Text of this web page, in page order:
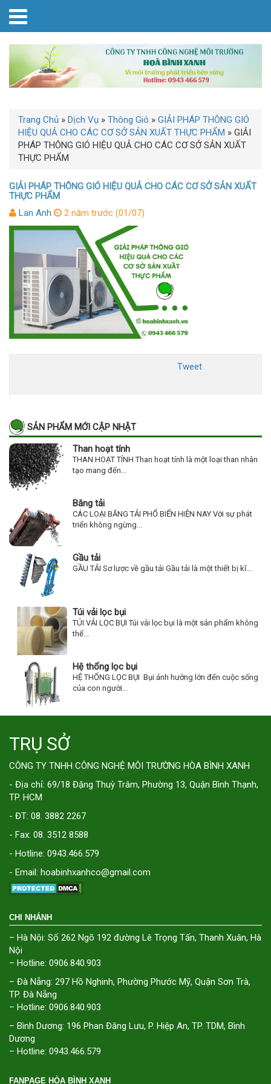
Trang Chủ » Dịch Vụ » Thông Gió » GIẢI PHÁP THÔNG GIÓ
HIỆU QUẢ CHO CÁC CƠ SỞ SẢN XUẤT THỰC PHẨM » GIẢI
PHÁP THÔNG GIÓ HIỆU QUẢ CHO CÁC CƠ SỞ SẢN XUẤT
THỰC PHẨM
GIẢI PHÁP THÔNG GIÓ HIỆU QUẢ CHO CÁC CƠ SỞ SẢN XUẤT
THỰC PHẨM
Lan Anh
2 năm trước (01/07)
Tweet
SẢN PHẨM MỚI CẬP NHẬT
Than hoạt tính
THAN HOẠT TÍNH Than hoạt tính là một loại than nhân
tạo mang đến...
Băng tải
CÁC LOẠI BĂNG TẢI PHỔ BIẾN HIỆN NAY Với sự phát
triển không ngừng...
Gầu tải
GẦU TẢI Sơ lược về gầu tải Gầu tải là một thiết bị kĩ...
Túi vải lọc bụi
TÚI VẢI LỌC BỤI Túi vải lọc bụi là một sản phẩm không
thể...
Hệ thống lọc bụi
HỆ THỐNG LỌC BỤI Bụi ảnh hưởng lớn đến cuộc sống
của con người...
TRỤ SỞ
CÔNG TY TNHH CÔNG NGHỆ MÔI TRƯỜNG HÒA BÌNH XANH
- Địa chỉ: 69/18 Đặng Thuỳ Trâm, Phường 13, Quận Bình Thạnh,
TP. HCM
- ĐT: 08. 3882 2267
- Fax: 08. 3512 8588
- Hotline: 0943.466.579
- Email: hoabinhxanhco@gmail.com
CHI NHÁNH
– Hà Nội: Số 262 Ngõ 192 đường Lê Trọng Tấn, Thanh Xuân, Hà
Nội
– Hotline: 0906.840.903
– Đà Nẵng: 297 Hồ Nghinh, Phường Phước Mỹ, Quận Sơn Trà,
TP. Đà Nẵng
– Hotline: 0906.840.903
– Bình Dương: 196 Phan Đăng Lưu, P. Hiệp An, TP. TDM, Bình
Dương
– Hotline: 0943.466.579
FANPAGE HÒA BÌNH XANH